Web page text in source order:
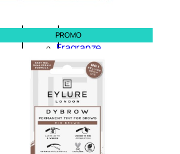
Fragranze
Nature
Donna
L’OCCITANE
EDT
FIORI
Valutato
PROMO